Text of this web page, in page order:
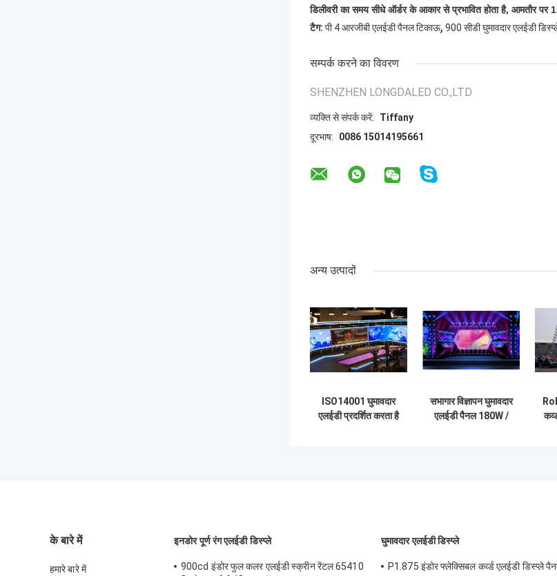
डिलीवरी का समय सीधे ऑर्डर के आकार से प्रभावित होता है, आमतौर पर
टैग: पी 4 आरजीबी एलईडी पैनल टिकाऊ, 900 सीडी घुमावदार एलईडी
सम्पर्क करने का विवरण
SHENZHEN LONGDALED CO.,LTD
व्यक्ति से संपर्क करें:
Tiffany
दूरभाष:
0086 15014195661
अन्य उत्पादों
ISO14001 घुमावदार
एलईडी प्रदर्शित करता है
सभागार विज्ञापन घुमावदार
एलईडी पैनल 180W /
के बारे में
हमारे बारे में
इनडोर पूर्ण रंग एलईडी डिस्प्ले
900cd इंडोर फुल कलर एलईडी स्क्रीन रेंटल 65410
घुमावदार एलईडी डिस्प्ले
P1.875 इंडोर फ्लेक्सिबल कर्व्ड एलईडी डिस्प्ले